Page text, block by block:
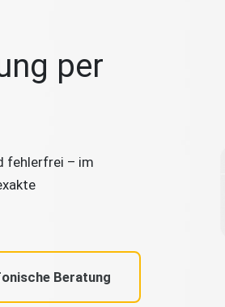
per
fehlerfrei – im
Beratung